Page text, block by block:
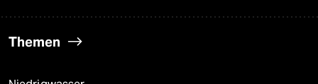
Themen